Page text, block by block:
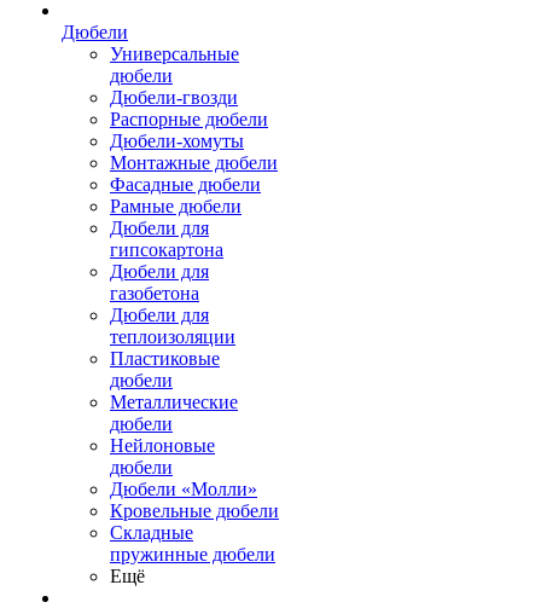
Дюбели
Универсальные
дюбели
Дюбели-гвозди
Распорные дюбели
Дюбели-хомуты
Монтажные дюбели
Фасадные дюбели
Рамные дюбели
Дюбели для
гипсокартона
Дюбели для
газобетона
Дюбели для
теплоизоляции
Пластиковые
дюбели
Металлические
дюбели
Нейлоновые
дюбели
Дюбели «Молли»
Кровельные дюбели
Складные
пружинные дюбели
Ещё